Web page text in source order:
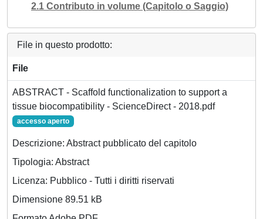
2.1 Contributo in volume (Capitolo o Saggio)
File in questo prodotto:
File
ABSTRACT - Scaffold functionalization to support a
tissue biocompatibility - ScienceDirect - 2018.pdf
accesso aperto
Descrizione: Abstract pubblicato del capitolo
Tipologia: Abstract
Licenza: Pubblico - Tutti i diritti riservati
Dimensione 89.51 kB